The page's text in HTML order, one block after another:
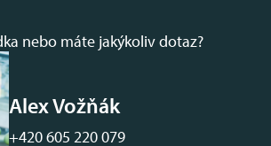
nebo máte jakýkoliv dotaz?
Alex Vožňák
+420 605 220 079